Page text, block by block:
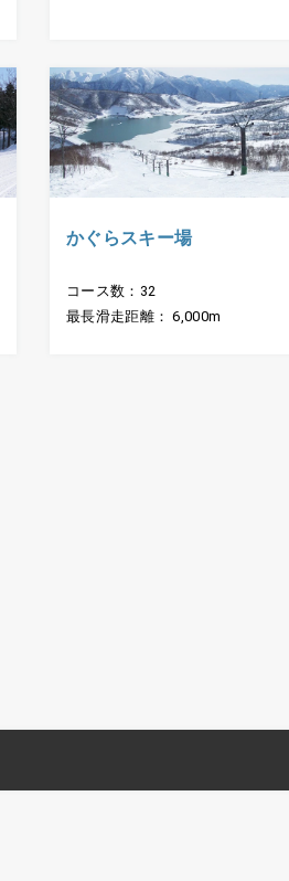
かぐらスキー場
コース数：32
最長滑走距離： 6,000m